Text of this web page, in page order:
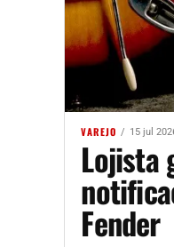
VAREJO 15 jul
Lojista
Fender